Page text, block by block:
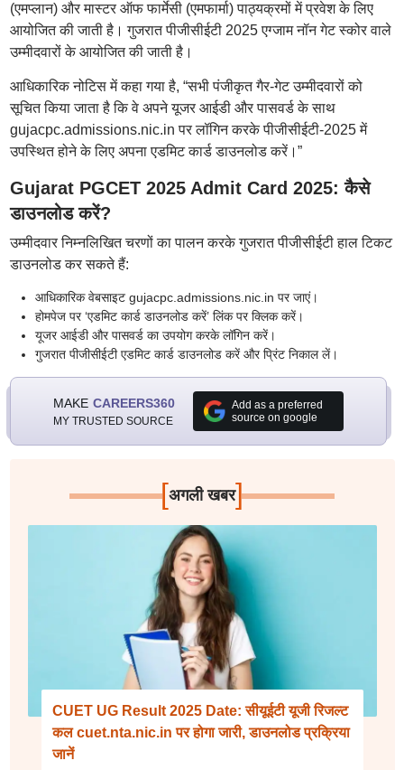
(एमप्लान) और मास्टर ऑफ फार्मेसी (एमफार्मा) पाठ्यक्रमों में प्रवेश के लिए
आयोजित की जाती है। गुजरात पीजीसीईटी 2025 एग्जाम नॉन गेट स्कोर वाले
उम्मीदवारों के आयोजित की जाती है।
आधिकारिक नोटिस में कहा गया है, “सभी पंजीकृत गैर-गेट उम्मीदवारों को
सूचित किया जाता है कि वे अपने यूजर आईडी और पासवर्ड के साथ
gujacpc.admissions.nic.in पर लॉगिन करके पीजीसीईटी-2025 में
उपस्थित होने के लिए अपना एडमिट कार्ड डाउनलोड करें।”
Gujarat PGCET 2025 Admit Card 2025: कैसे
डाउनलोड करें?
उम्मीदवार निम्नलिखित चरणों का पालन करके गुजरात पीजीसीईटी हाल टिकट
डाउनलोड कर सकते हैं:
आधिकारिक वेबसाइट gujacpc.admissions.nic.in पर जाएं।
होमपेज पर ‘एडमिट कार्ड डाउनलोड करें’ लिंक पर क्लिक करें।
यूजर आईडी और पासवर्ड का उपयोग करके लॉगिन करें।
गुजरात पीजीसीईटी एडमिट कार्ड डाउनलोड करें और प्रिंट निकाल लें।
MAKE CAREERS360
MY TRUSTED SOURCE
Add as a preferred
source on google
[अगली खबर]
CUET UG Result 2025 Date: सीयूईटी यूजी रिजल्ट
कल cuet.nta.nic.in पर होगा जारी, डाउनलोड प्रक्रिया
जानें